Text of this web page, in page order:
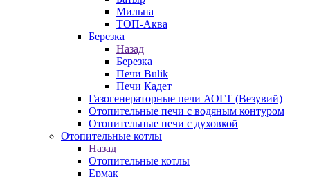
Мильна
ТОП-Аква
Березка
Назад
Березка
Печи Bulik
Печи Кадет
Газогенераторные печи АОГТ (Везувий)
Отопительные печи с водяным контуром
Отопительные печи с духовкой
Отопительные котлы
Назад
Отопительные котлы
Ермак